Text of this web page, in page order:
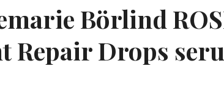
Börlind
Repair Drops